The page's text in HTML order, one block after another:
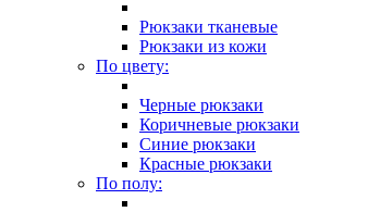
Рюкзаки тканевые
Рюкзаки из кожи
По цвету:
Черные рюкзаки
Коричневые рюкзаки
Синие рюкзаки
Красные рюкзаки
По полу: